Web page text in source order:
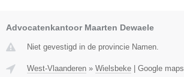
Advocatenkantoor Maarten Dewaele
Niet gevestigd in de provincie Namen.
West-Vlaanderen » Wielsbeke | Google maps